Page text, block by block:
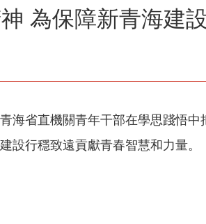
為保障新青海建
海省直機關青年干部在學思踐悟
行穩致遠貢獻青春智慧和力量。